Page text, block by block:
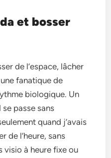
et bosser
de l’espace, lâcher
fanatique de
biologique. Un
passe sans
quand j’avais
de l’heure, sans
visio à heure fixe ou